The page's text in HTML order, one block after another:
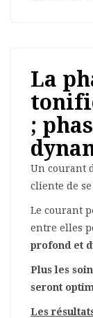
La
;
Un courant
cliente de
Le courant
entre elles
profond et
Plus les
seront
Les